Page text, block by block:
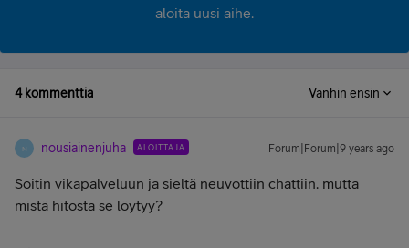
aloita uusi aihe.
4 kommenttia Vanhin ensin
N nousiainenjuha ALOITTAJA Forum|Forum|9 years ago
Soitin vikapalveluun ja sieltä neuvottiin chattiin. mutta
mistä hitosta se löytyy?